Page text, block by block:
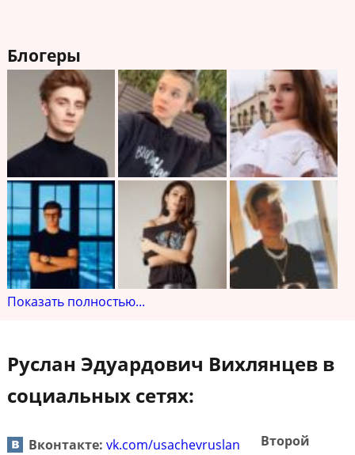
Блогеры
Показать полностью...
Руслан Эдуардович Вихлянцев в
социальных сетях:
Вконтакте: vk.com/usachevruslan
Второй